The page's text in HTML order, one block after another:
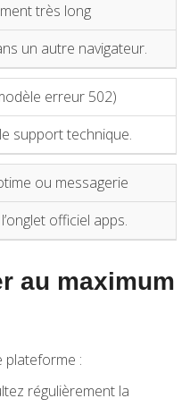
très long
un autre navigateur.
erreur 502)
support technique.
ou messagerie
officiel apps.
au maximum
plateforme :
régulièrement la